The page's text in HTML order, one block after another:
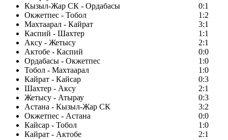
Кызыл-Жар СК - Ордабасы
0:1
Окжетпес - Тобол
1:2
Махтаарал - Кайрат
3:1
Каспий - Шахтер
1:1
Аксу - Жетысу
2:1
Актобе - Каспий
0:0
Ордабасы - Окжетпес
1:0
Тобол - Махтаарал
1:0
Кайрат - Кайсар
0:3
Шахтер - Аксу
2:1
Жетысу - Атырау
0:3
Астана - Кызыл-Жар СК
3:2
Окжетпес - Астана
0:0
Кайсар - Тобол
1:0
Кайрат - Актобе
2:1